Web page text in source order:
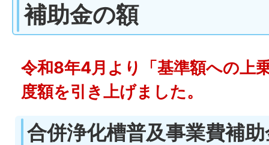
補助金の額
令和8年4月より「基準額への上
度額を引き上げました。
合併浄化槽普及事業費補